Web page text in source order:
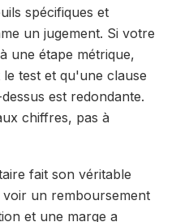
spécifiques et
un jugement. Si votre
une étape métrique,
test et qu'une clause
est redondante.
chiffres, pas à
fait son véritable
un remboursement
et une marge a